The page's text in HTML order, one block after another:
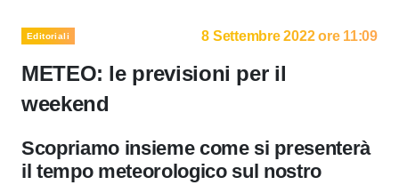
Editoriali 8 Settembre 2022 ore 11:09
METEO: le previsioni per il
weekend
Scopriamo insieme come si presenterà
il tempo meteorologico sul nostro